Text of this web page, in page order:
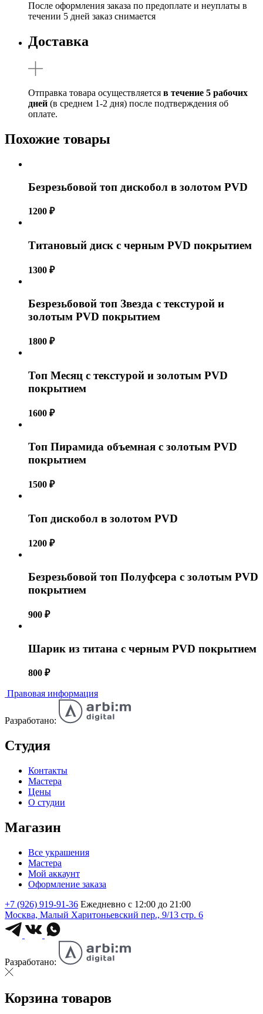
После оформления заказа по предоплате и неуплаты в
течении 5 дней заказ снимается
Доставка
Отправка товара осуществляется в течение 5 рабочих
дней (в среднем 1-2 дня) после подтверждения об
оплате.
Похожие товары
Безрезьбовой топ дискобол в золотом PVD
1200 ₽
Титановый диск с черным PVD покрытием
1300 ₽
Безрезьбовой топ Звезда с текстурой и
золотым PVD покрытием
1800 ₽
Топ Месяц с текстурой и золотым PVD
покрытием
1600 ₽
Топ Пирамида объемная с золотым PVD
покрытием
1500 ₽
Топ дискобол в золотом PVD
1200 ₽
Безрезьбовой топ Полуфсера с золотым PVD
покрытием
900 ₽
Шарик из титана с черным PVD покрытием
800 ₽
Правовая информация
Разработано:
Студия
Контакты
Мастера
Цены
О студии
Магазин
Все украшения
Мастера
Мой аккаунт
Оформление заказа
+7 (926) 919-91-36 Ежедневно с 12:00 до 21:00
Москва, Малый Харитоньевский пер., 9/13 стр. 6
Разработано:
Корзина товаров